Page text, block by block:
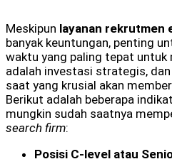
Meskipun layanan rekrutmen
banyak keuntungan, penting
waktu yang paling tepat untuk
adalah investasi strategis,
saat yang krusial akan
Berikut adalah beberapa
mungkin sudah saatnya
search firm:
Posisi C-level atau